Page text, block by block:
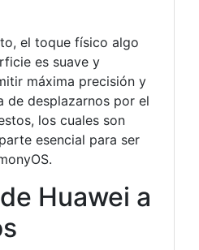
el toque físico algo
es suave y
máxima precisión y
de desplazarnos por el
los cuales son
esencial para ser
Huawei a